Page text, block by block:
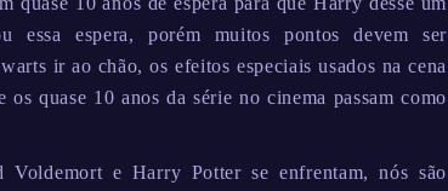
espera, porém muitos pontos devem ser
ir ao chão, os efeitos especiais usados na cena
quase 10 anos da série no cinema passam como
e Harry Potter se enfrentam, nós são